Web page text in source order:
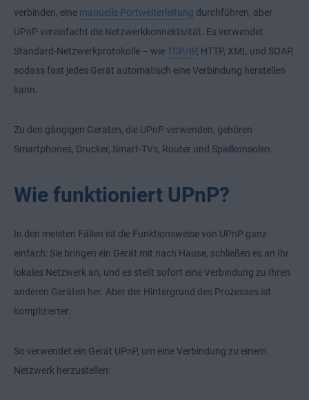
verbinden, eine manuelle Portweiterleitung durchführen, aber
UPnP vereinfacht die Netzwerkkonnektivität. Es verwendet
Standard-Netzwerkprotokolle – wieTCP/IP, HTTP, XML und SOAP,
sodass fast jedes Gerät automatisch eine Verbindung herstellen
kann.
Zu den gängigen Geräten, die UPnP verwenden, gehören
Smartphones, Drucker, Smart-TVs, Router und Spielkonsolen.
Wie funktioniert UPnP?
In den meisten Fällen ist die Funktionsweise von UPnP ganz
einfach: Sie bringen ein Gerät mit nach Hause, schließen es an Ihr
lokales Netzwerk an, und es stellt sofort eine Verbindung zu Ihren
anderen Geräten her. Aber der Hintergrund des Prozesses ist
komplizierter.
So verwendet ein Gerät UPnP, um eine Verbindung zu einem
Netzwerk herzustellen: